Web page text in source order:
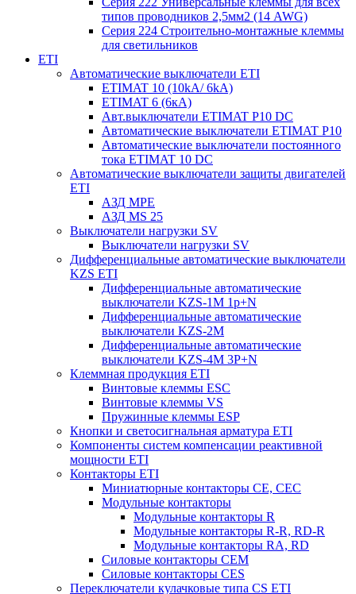
типов проводников 2,5мм2 (14 AWG)
Серия 224 Строительно-монтажные клеммы
для светильников
ETI
Автоматические выключатели ETI
ETIMAT 10 (10kA/ 6kA)
ETIMAT 6 (6кА)
Авт.выключатели ETIMAT P10 DC
Автоматические выключатели ETIMAT P10
Автоматические выключатели постоянного
тока ETIMAT 10 DC
Автоматические выключатели защиты двигателей
ETI
АЗД MPE
АЗД MS 25
Выключатели нагрузки SV
Выключатели нагрузки SV
Дифференциальные автоматические выключатели
KZS ETI
Дифференциальные автоматические
выключатели KZS-1M 1p+N
Дифференциальные автоматические
выключатели KZS-2M
Дифференциальные автоматические
выключатели KZS-4M 3P+N
Клеммная продукция ETI
Винтовые клеммы ESC
Винтовые клеммы VS
Пружинные клеммы ESP
Кнопки и светосигнальная арматура ETI
Компоненты систем компенсации реактивной
мощности ETI
Контакторы ETI
Миниатюрные контакторы CE, CEC
Модульные контакторы
Модульные контакторы R
Модульные контакторы R-R, RD-R
Модульные контакторы RA, RD
Силовые контакторы CEM
Силовые контакторы CES
Переключатели кулачковые типа CS ETI